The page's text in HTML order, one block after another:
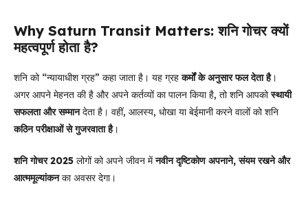
Why Saturn Transit Matters: शनि गोचर क्यों
महत्वपूर्ण होता है?
शनि को “न्यायाधीश ग्रह” कहा जाता है। यह ग्रहकर्मों के अनुसार फल देता है।
अगर आपने मेहनत की है और अपने कर्तव्यों का पालन किया है, तो शनि आपकोस्थायी
सफलता और सम्मानदेता है। वहीं, आलस्य, धोखा या बेईमानी करने वालों को शनि
कठिन परीक्षाओं से गुजरवाता है।
शनि गोचर 2025 लोगों को अपने जीवन मेंनवीन दृष्टिकोण अपनाने, संयम रखने और
आत्ममूल्यांकनका अवसर देगा।